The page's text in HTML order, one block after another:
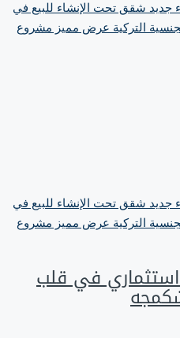
جديد شقق تحت الإنشاء للبيع في
التركية عرض مميز مشروع
جديد شقق تحت الإنشاء للبيع في
التركية عرض مميز مشروع
في قلب